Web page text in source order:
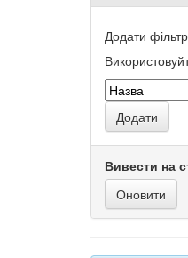
Додати
Вивести на